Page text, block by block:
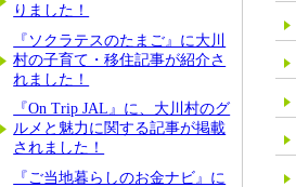
りました！
『ソクラテスのたまご』に大川
村の子育て・移住記事が紹介さ
れました！
『On Trip JAL』に、大川村のグ
ルメと魅力に関する記事が掲載
されました！
『ご当地暮らしのお金ナビ』に